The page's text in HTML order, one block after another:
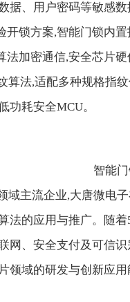
据、用户密码等敏感
开锁方案,智能门锁内
法加密通信,安全芯片
算法,适配多种规格指
功耗安全MCU。
智能
域主流企业,大唐微电
法的应用与推广。随
网、安全支付及可信
领域的研发与创新应